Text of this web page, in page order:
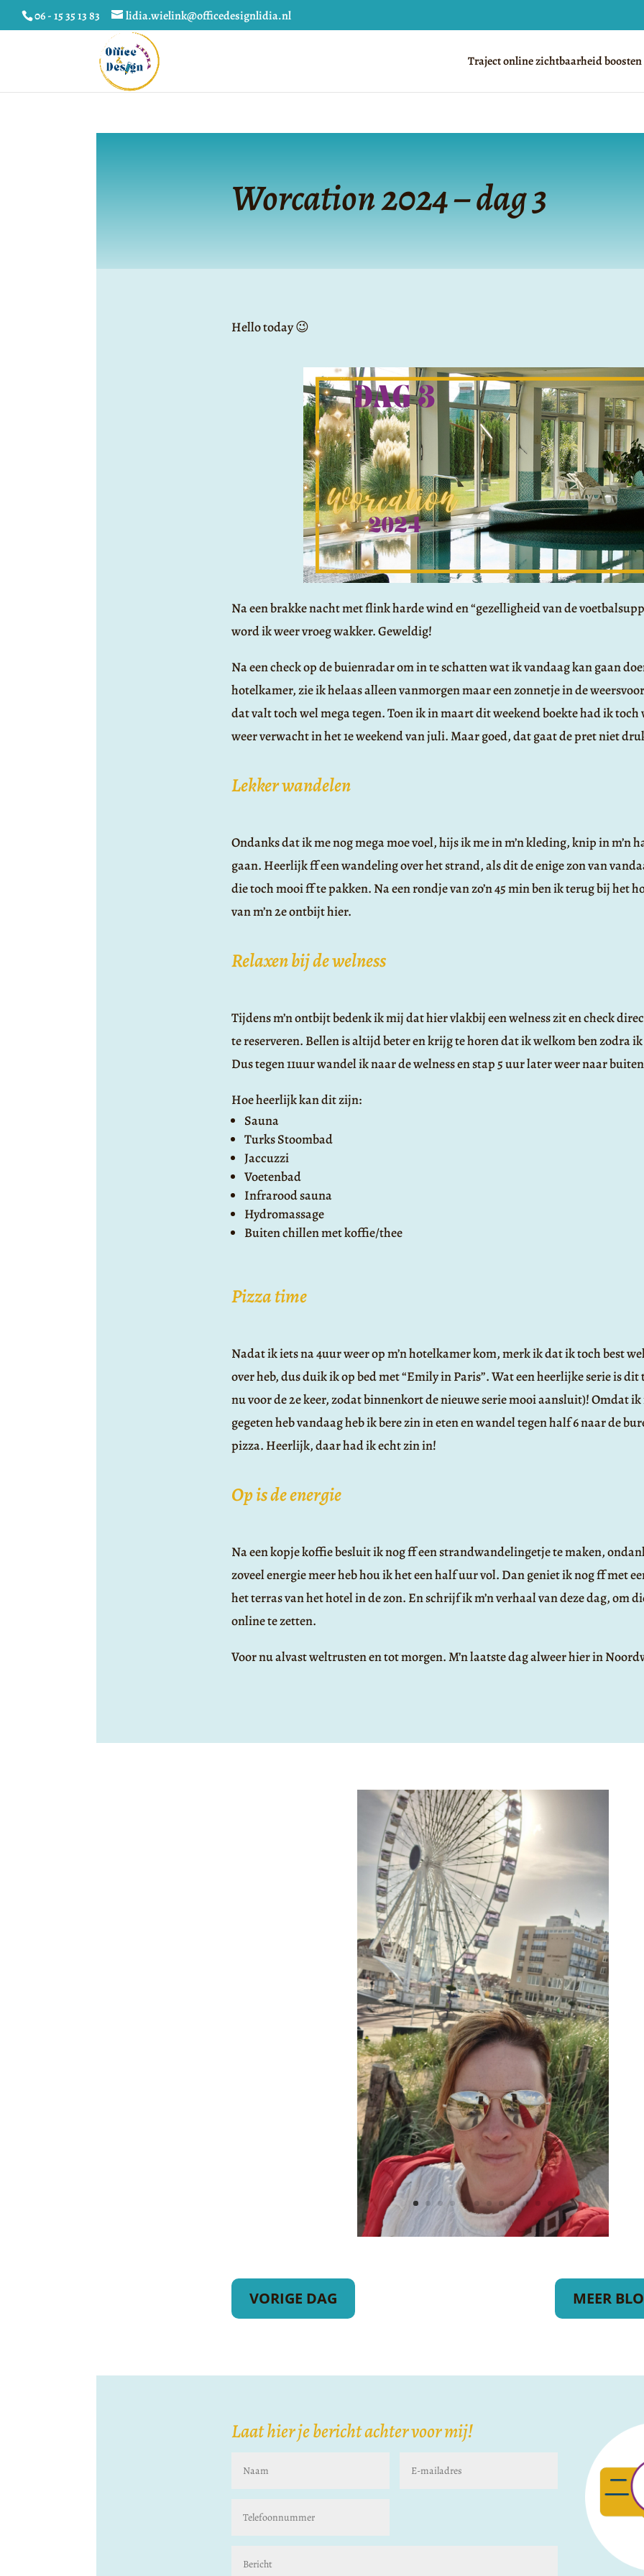
06 - 15 35 13 83 lidia.wielink@officedesignlidia.nl
Traject online zichtbaarheid boosten
Worcation 2024 – dag 3
Hello today 😉
Na een brakke nacht met flink harde wind en “gezelligheid van de
word ik weer vroeg wakker. Geweldig!
Na een check op de buienradar om in te schatten wat ik vandaag kan gaan
hotelkamer, zie ik helaas alleen vanmorgen maar een zonnetje in de
dat valt toch wel mega tegen. Toen ik in maart dit weekend boekte had ik toch
weer verwacht in het 1e weekend van juli. Maar goed, dat gaat de pret niet
Lekker wandelen
Ondanks dat ik me nog mega moe voel, hijs ik me in m’n kleding, knip in m’n
gaan. Heerlijk ff een wandeling over het strand, als dit de enige zon van
die toch mooi ff te pakken. Na een rondje van zo’n 45 min ben ik terug bij het
van m’n 2e ontbijt hier.
Relaxen bij de welness
Tijdens m’n ontbijt bedenk ik mij dat hier vlakbij een welness zit en check
te reserveren. Bellen is altijd beter en krijg te horen dat ik welkom ben zodra ik
Dus tegen 11uur wandel ik naar de welness en stap 5 uur later weer naar
Hoe heerlijk kan dit zijn:
Sauna
Turks Stoombad
Jaccuzzi
Voetenbad
Infrarood sauna
Hydromassage
Buiten chillen met koffie/thee
Pizza time
Nadat ik iets na 4uur weer op m’n hotelkamer kom, merk ik dat ik toch best
over heb, dus duik ik op bed met “Emily in Paris”. Wat een heerlijke serie is
nu voor de 2e keer, zodat binnenkort de nieuwe serie mooi aansluit)! Omdat ik
gegeten heb vandaag heb ik bere zin in eten en wandel tegen half 6 naar de
pizza. Heerlijk, daar had ik echt zin in!
Op is de energie
Na een kopje koffie besluit ik nog ff een strandwandelingetje te maken,
zoveel energie meer heb hou ik het een half uur vol. Dan geniet ik nog ff met
het terras van het hotel in de zon. En schrijf ik m’n verhaal van deze dag, om
online te zetten.
Voor nu alvast weltrusten en tot morgen. M’n laatste dag alweer hier in
VORIGE DAG MEER
Laat hier je bericht achter voor mij!